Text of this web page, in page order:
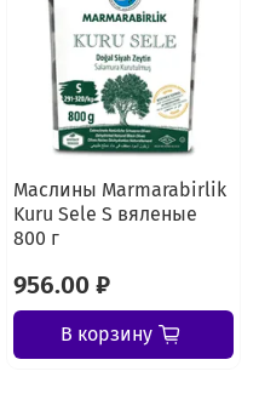
Маслины Marmarabirlik
Kuru Sele S вяленые
800 г
956.00 ₽
В корзину